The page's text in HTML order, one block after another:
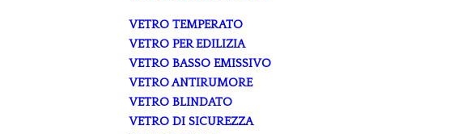
VETRO TEMPERATO
VETRO PER EDILIZIA
VETRO BASSO EMISSIVO
VETRO ANTIRUMORE
VETRO BLINDATO
VETRO DI SICUREZZA